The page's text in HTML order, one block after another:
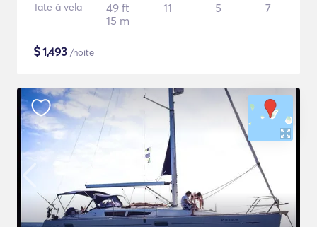
Iate à vela
49 ft
15 m
11 5 7
$1,493 /noite